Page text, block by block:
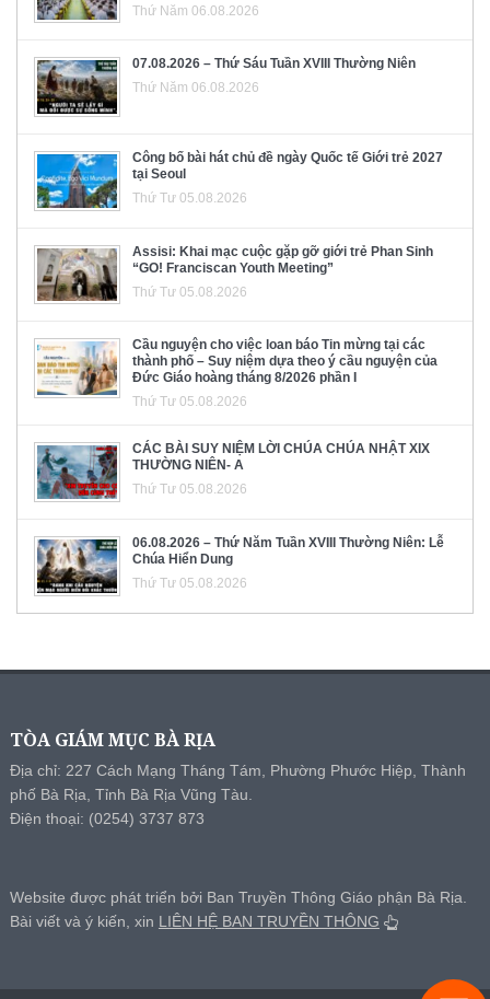
Thứ Năm 06.08.2026
07.08.2026 – Thứ Sáu Tuần XVIII Thường Niên
Thứ Năm 06.08.2026
Công bố bài hát chủ đề ngày Quốc tế Giới trẻ 2027
tại Seoul
Thứ Tư 05.08.2026
Assisi: Khai mạc cuộc gặp gỡ giới trẻ Phan Sinh
“GO! Franciscan Youth Meeting”
Thứ Tư 05.08.2026
Cầu nguyện cho việc loan báo Tin mừng tại các
thành phố – Suy niệm dựa theo ý cầu nguyện của
Đức Giáo hoàng tháng 8/2026 phần I
Thứ Tư 05.08.2026
CÁC BÀI SUY NIỆM LỜI CHÚA CHÚA NHẬT XIX
THƯỜNG NIÊN- A
Thứ Tư 05.08.2026
06.08.2026 – Thứ Năm Tuần XVIII Thường Niên: Lễ
Chúa Hiển Dung
Thứ Tư 05.08.2026
TÒA GIÁM MỤC BÀ RỊA
Địa chỉ: 227 Cách Mạng Tháng Tám, Phường Phước Hiệp, Thành
phố Bà Rịa, Tỉnh Bà Rịa Vũng Tàu.
Điện thoại: (0254) 3737 873
Website được phát triển bởi Ban Truyền Thông Giáo phận Bà Rịa.
Bài viết và ý kiến, xin LIÊN HỆ BAN TRUYỀN THÔNG